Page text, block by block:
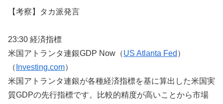
【考察】タカ派発言
23:30 経済指標
米国アトランタ連銀GDP Now（US Atlanta Fed ）
（ Investing.com）
米国アトランタ連銀が各種経済指標を基に算出した米国実
質GDPの先行指標です。比較的精度が高いことから市場